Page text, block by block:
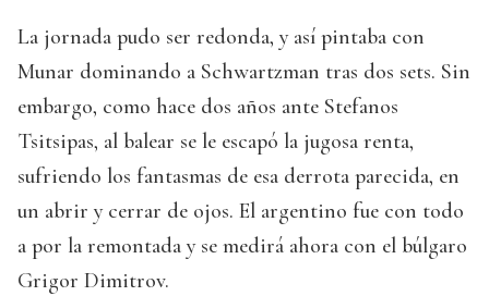
La jornada pudo ser redonda, y así pintaba con
Munar dominando a Schwartzman tras dos sets. Sin
embargo, como hace dos años ante Stefanos
Tsitsipas, al balear se le escapó la jugosa renta,
sufriendo los fantasmas de esa derrota parecida, en
un abrir y cerrar de ojos. El argentino fue con todo
a por la remontada y se medirá ahora con el búlgaro
Grigor Dimitrov.